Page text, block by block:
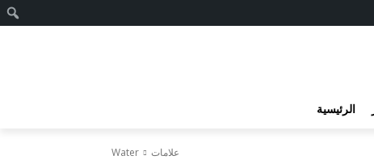
الرئيسية
علامات Water